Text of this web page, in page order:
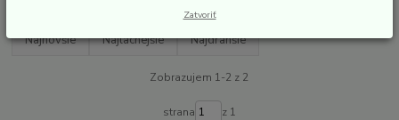
Najnovšie Najlacnejšie Najdrahšie
Zobrazujem 1-2 z 2
strana z 1
Zatvoriť